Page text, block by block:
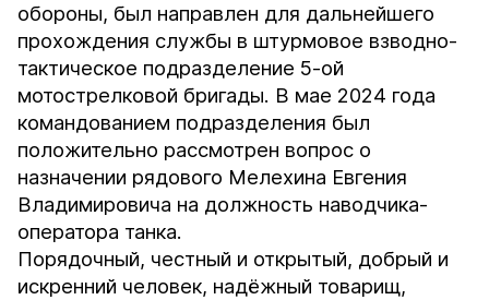
обороны, был направлен для дальнейшего
прохождения службы в штурмовое взводно-
тактическое подразделение 5-ой
мотострелковой бригады. В мае 2024 года
командованием подразделения был
положительно рассмотрен вопрос о
назначении рядового Мелехина Евгения
Владимировича на должность наводчика-
оператора танка.
Порядочный, честный и открытый, добрый и
искренний человек, надёжный товарищ,